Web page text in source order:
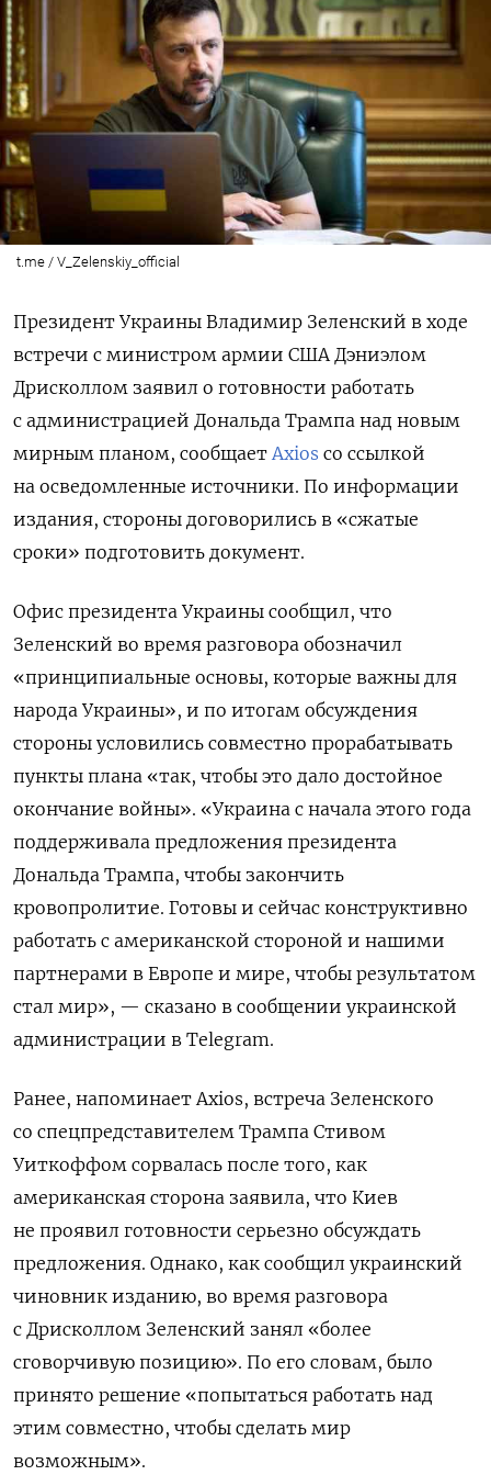
t.me / V_Zelenskiy_official
Президент Украины Владимир Зеленский в ходе
встречи с министром армии США Дэниэлом
Дрисколлом заявил о готовности работать
с администрацией Дональда Трампа над новым
мирным планом, сообщает Axios со ссылкой
на осведомленные источники. По информации
издания, стороны договорились в «сжатые
сроки» подготовить документ.
Офис президента Украины сообщил, что
Зеленский во время разговора обозначил
«принципиальные основы, которые важны для
народа Украины», и по итогам обсуждения
стороны условились совместно прорабатывать
пункты плана «так, чтобы это дало достойное
окончание войны». «Украина с начала этого года
поддерживала предложения президента
Дональда Трампа, чтобы закончить
кровопролитие. Готовы и сейчас конструктивно
работать с американской стороной и нашими
партнерами в Европе и мире, чтобы результатом
стал мир», — сказано в сообщении украинской
администрации в Telegram.
Ранее, напоминает Axios, встреча Зеленского
со спецпредставителем Трампа Стивом
Уиткоффом сорвалась после того, как
американская сторона заявила, что Киев
не проявил готовности серьезно обсуждать
предложения. Однако, как сообщил украинский
чиновник изданию, во время разговора
с Дрисколлом Зеленский занял «более
сговорчивую позицию». По его словам, было
принято решение «попытаться работать над
этим совместно, чтобы сделать мир
возможным».